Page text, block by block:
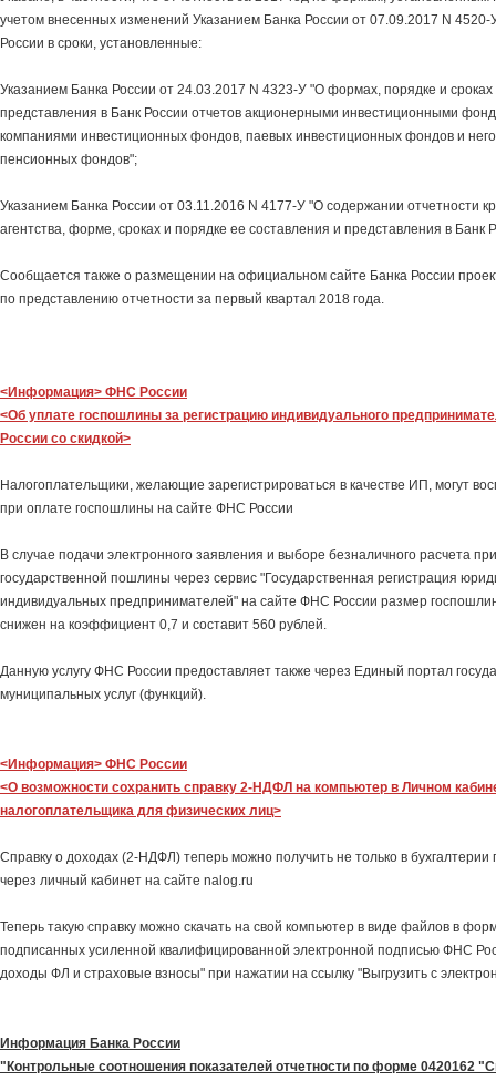
учетом внесенных изменений Указанием Банка России от 07.09.2017 N 4520-
России в сроки, установленные:
Указанием Банка России от 24.03.2017 N 4323-У "О формах, порядке и сроках
представления в Банк России отчетов акционерными инвестиционными
компаниями инвестиционных фондов, паевых инвестиционных фондов и
пенсионных фондов";
Указанием Банка России от 03.11.2016 N 4177-У "О содержании отчетности
агентства, форме, сроках и порядке ее составления и представления в Банк
Сообщается также о размещении на официальном сайте Банка России
по представлению отчетности за первый квартал 2018 года.
<Информация> ФНС России
<Об уплате госпошлины за регистрацию индивидуального
России со скидкой>
Налогоплательщики, желающие зарегистрироваться в качестве ИП, могут
при оплате госпошлины на сайте ФНС России
В случае подачи электронного заявления и выборе безналичного расчета
государственной пошлины через сервис "Государственная регистрация
индивидуальных предпринимателей" на сайте ФНС России размер
снижен на коэффициент 0,7 и составит 560 рублей.
Данную услугу ФНС России предоставляет также через Единый портал
муниципальных услуг (функций).
<Информация> ФНС России
<О возможности сохранить справку 2-НДФЛ на компьютер в Личном
налогоплательщика для физических лиц>
Справку о доходах (2-НДФЛ) теперь можно получить не только в
через личный кабинет на сайте nalog.ru
Теперь такую справку можно скачать на свой компьютер в виде файлов в
подписанных усиленной квалифицированной электронной подписью ФНС
доходы ФЛ и страховые взносы" при нажатии на ссылку "Выгрузить с
Информация Банка России
"Контрольные соотношения показателей отчетности по форме 0420162